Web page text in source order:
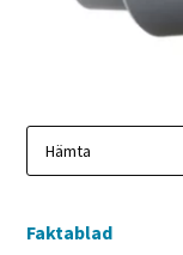
Faktablad